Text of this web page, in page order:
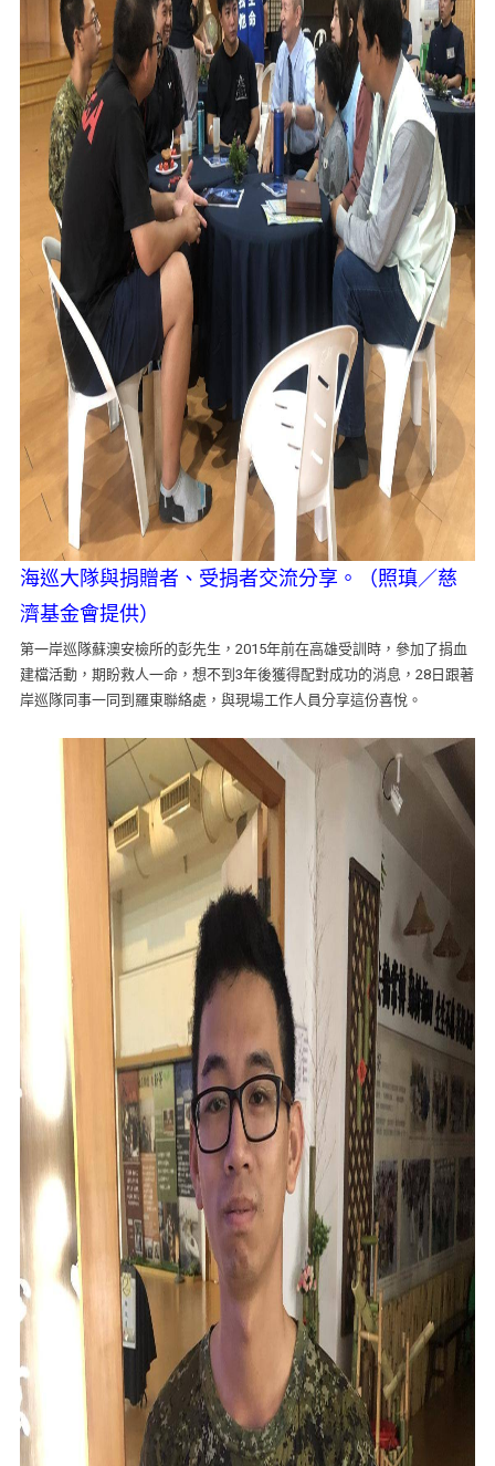
海巡大隊與捐贈者、受捐者交流分享。（照瑱／慈
濟基金會提供）
第一岸巡隊蘇澳安檢所的彭先生，2015年前在高雄受訓時，參加了捐血
建檔活動，期盼救人一命，想不到3年後獲得配對成功的消息，28日跟著
岸巡隊同事一同到羅東聯絡處，與現場工作人員分享這份喜悅。